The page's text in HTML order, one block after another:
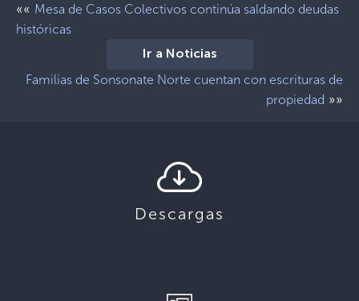
«« Mesa de Casos Colectivos continúa saldando deudas
históricas
Ir a Noticias
Familias de Sonsonate Norte cuentan con escrituras de
propiedad »»
Descargas